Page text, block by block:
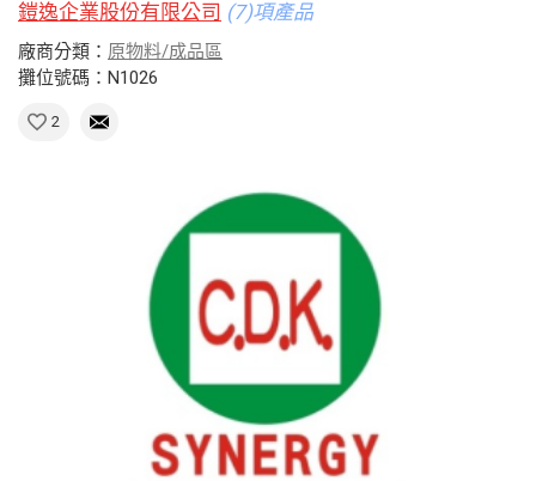
鎧逸企業股份有限公司 (7)項產品
廠商分類： 原物料/成品區
攤位號碼：N1026
2